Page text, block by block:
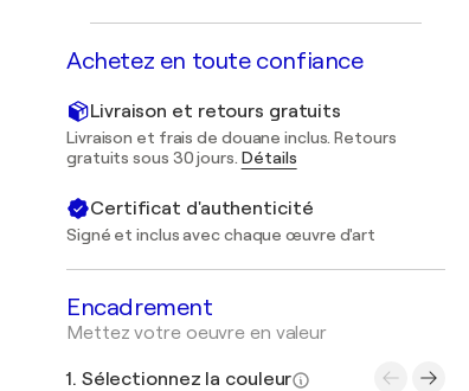
Achetez en toute confiance
Livraison et retours gratuits
Livraison et frais de douane inclus. Retours
gratuits sous 30 jours. Détails
Certificat d'authenticité
Signé et inclus avec chaque œuvre d'art
Encadrement
Mettez votre oeuvre en valeur
1. Sélectionnez la couleur